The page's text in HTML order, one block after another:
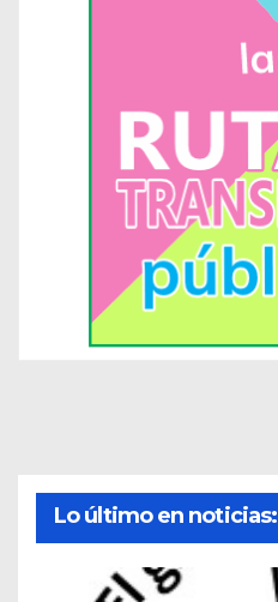
Lo último en noticias: